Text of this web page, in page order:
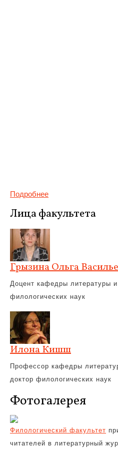
Подробнее
Лица факультета
Грызина Ольга
Доцент кафедры литературы
филологических наук
Илона Кишш
Профессор кафедры
доктор филологических наук
Фотогалерея
Филологический факультет
читателей в литературный